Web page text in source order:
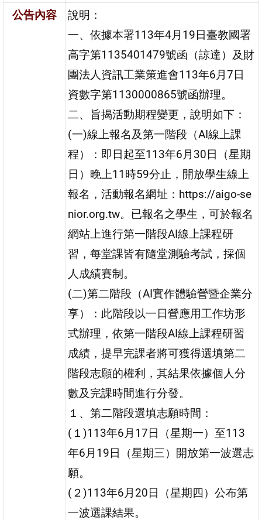
公告內容
說明：
一、依據本署113年4月19日臺教國署
高字第1135401479號函（諒達）及財
團法人資訊工業策進會113年6月7日
資數字第1130000865號函辦理。
二、旨揭活動期程變更，說明如下：
(一)線上報名及第一階段（AI線上課
程）：即日起至113年6月30日（星期
日）晚上11時59分止，開放學生線上
報名，活動報名網址：https://aigo-se
nior.org.tw。已報名之學生，可於報名
網站上進行第一階段AI線上課程研
習，每堂課皆有隨堂測驗考試，採個
人成績賽制。
(二)第二階段（AI實作體驗營暨企業分
享）：此階段以一日營應用工作坊形
式辦理，依第一階段AI線上課程研習
成績，提早完課者將可獲得選填第二
階段志願的權利，其結果依據個人分
數及完課時間進行分發。
１、第二階段選填志願時間：
(１)113年6月17日（星期一）至113
年6月19日（星期三）開放第一波選志
願。
(２)113年6月20日（星期四）公布第
一波選課結果。